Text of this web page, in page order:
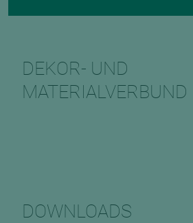
DEKOR- UND
MATERIALVERBUND
DOWNLOADS